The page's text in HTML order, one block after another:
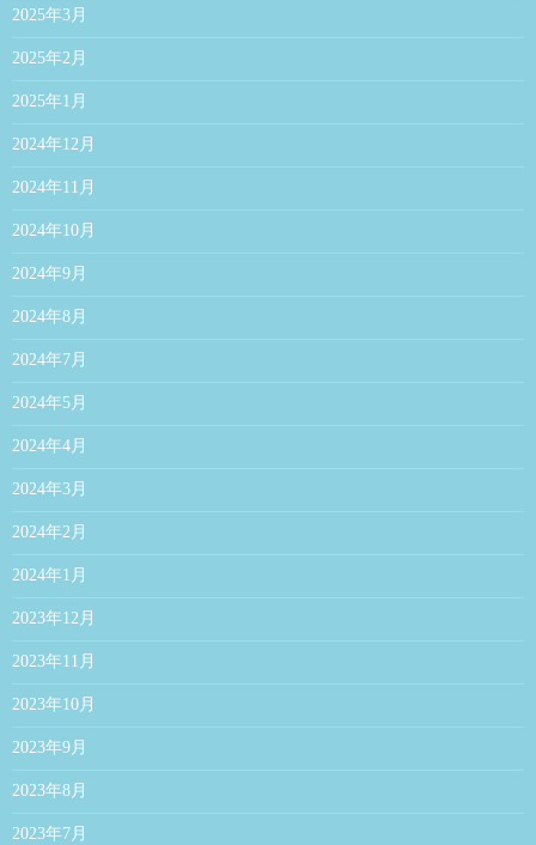
2025年3月
2025年2月
2025年1月
2024年12月
2024年11月
2024年10月
2024年9月
2024年8月
2024年7月
2024年5月
2024年4月
2024年3月
2024年2月
2024年1月
2023年12月
2023年11月
2023年10月
2023年9月
2023年8月
2023年7月